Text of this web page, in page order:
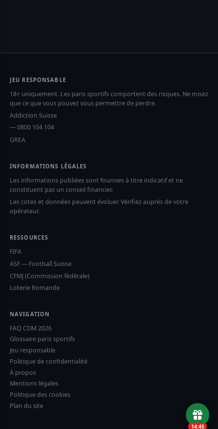
JEU RESPONSABLE
18+ uniquement. Les paris sportifs comportent des risques. Ne misez
que ce que vous pouvez vous permettre de perdre.
Addiction Suisse
— 0800 104 104
GREA
INFORMATIONS LÉGALES
Les informations publiées sont fournies à titre indicatif et ne
constituent pas un conseil financier.
Les cotes et données peuvent évoluer. Vérifiez auprès de votre
opérateur.
RESSOURCES
FIFA
ASF — Football Suisse
CFMJ (Commission fédérale)
Loterie Romande
NAVIGATION
FAQ CDM 2026
Glossaire paris sportifs
Jeu responsable
Politique de confidentialité
À propos
Mentions légales
Politique des cookies
Plan du site
14:44